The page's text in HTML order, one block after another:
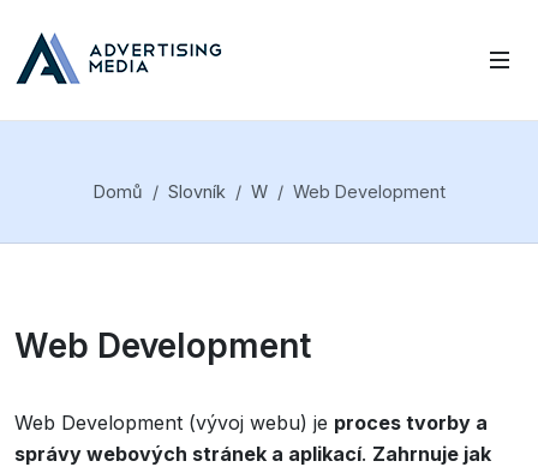
Domů Slovník W Web Development
Web Development
Web Development (vývoj webu) je proces tvorby a
správy webových stránek a aplikací. Zahrnuje jak